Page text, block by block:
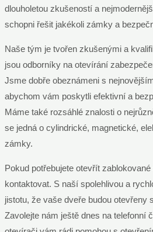
dlouholetou zkušeností a
schopni řešit jakékoli zámky a
Naše tým je tvořen zkušenými a
jsou odborníky na otevírání
Jsme dobře obeznámeni s
abychom vám poskytli efektivní a
Máme také rozsáhlé znalosti o
se jedná o cylindrické, magnetické,
zámky.
Pokud potřebujete otevřít
kontaktovat. S naší spolehlivou a
jistotu, že vaše dveře budou otevřeny
Zavolejte nám ještě dnes na telefonní